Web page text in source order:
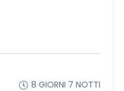
8 GIORNI 7 NOTTI